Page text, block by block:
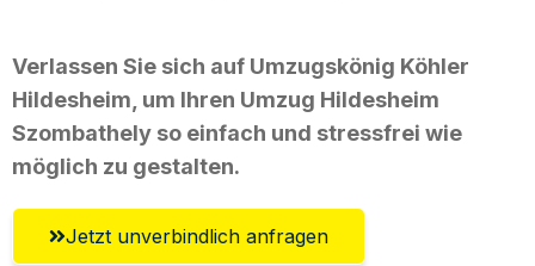
Verlassen Sie sich auf Umzugskönig Köhler
Hildesheim, um Ihren Umzug Hildesheim
Szombathely so einfach und stressfrei wie
möglich zu gestalten.
Jetzt unverbindlich anfragen